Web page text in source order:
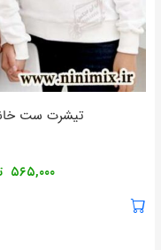
تیشرت ست
۵۶۵,۰۰۰